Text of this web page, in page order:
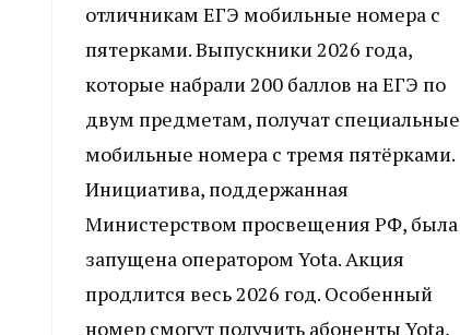
отличникам ЕГЭ мобильные номера с
пятерками. Выпускники 2026 года,
которые набрали 200 баллов на ЕГЭ по
двум предметам, получат специальные
мобильные номера с тремя пятёрками.
Инициатива, поддержанная
Министерством просвещения РФ, была
запущена оператором Yota. Акция
продлится весь 2026 год. Особенный
номер смогут получить абоненты Yota,